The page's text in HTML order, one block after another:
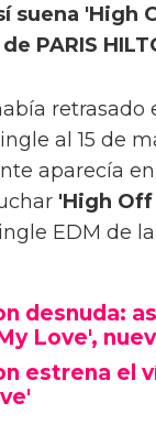
suena 'High
PARIS
retrasado
al 15 de
aparecía
'High Off
EDM de
desnuda:
Love',
estrena el